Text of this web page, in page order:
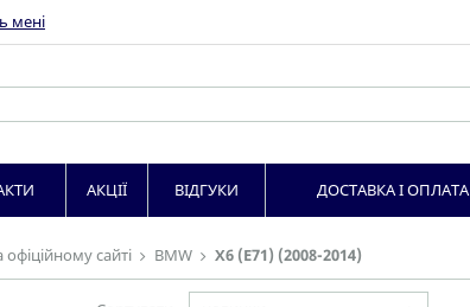
сайті BMW X6 (E71) (2008-2014)
мені
АКЦІЇ ВІДГУКИ ДОСТАВКА І ОПЛАТА